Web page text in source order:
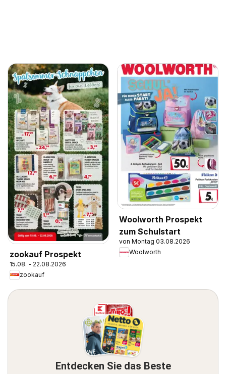
zookauf Prospekt
15.08. - 22.08.2026
zookauf
Woolworth Prospekt
zum Schulstart
von Montag 03.08.2026
Woolworth
Entdecken Sie das Beste